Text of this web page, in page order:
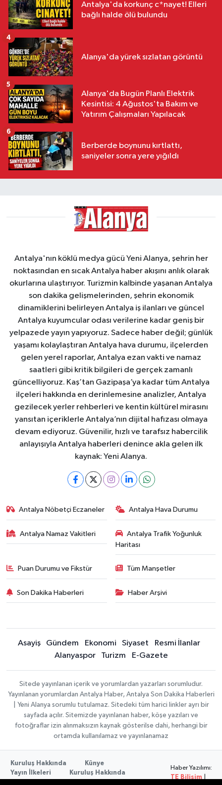
Antalya'da korkunç c*nayet! Elleri
bağlı halde ölü bulundu
Alanya'da yürek sızlatan görüntü
4
Alanya'da Bugün Planlı Elektrik
Kesintisi: 4 Ağustos'ta Bakım ve
Yatırım Çalışmaları Yapılacak
5
Berberde boynunu kırtlattı,
saniyeler sonra yere yığıldı
6
Antalya'nın köklü medya gücü Yeni Alanya, şehrin her
noktasından en sıcak Antalya haber akışını anlık olarak
okurlarına ulaştırıyor. Turizmin kalbinde yaşanan Antalya
son dakika gelişmelerinden, şehrin ekonomik
dinamiklerini belirleyen Antalya iş ilanları ve güncel
Antalya kuyumcular odası verilerine kadar geniş bir
yelpazede yayın yapıyoruz. Sadece haber değil; günlük
yaşamı kolaylaştıran Antalya hava durumu, ilçelerden
gelen yerel raporlar, Antalya ezan vakti ve namaz
saatleri gibi kritik bilgileri de gerçek zamanlı
güncelliyoruz. Kaş’tan Gazipaşa’ya kadar tüm Antalya
ilçeleri hakkında en derinlemesine analizler, Antalya
gezilecek yerler rehberleri ve kentin kültürel mirasını
yansıtan içeriklerle Antalya’nın dijital hafızası olmaya
devam ediyoruz. Güvenilir, hızlı ve tarafsız habercilik
anlayışıyla Antalya haberleri denince akla gelen ilk
kaynak: Yeni Alanya.
Antalya Nöbetçi Eczaneler Antalya Hava Durumu
Antalya Namaz Vakitleri
Antalya Trafik Yoğunluk
Haritası
Puan Durumu ve Fikstür Tüm Manşetler
Son Dakika Haberleri Haber Arşivi
Asayiş Gündem Ekonomi Siyaset
Resmi İlanlar
Alanyaspor
Turizm E-Gazete
Sitede yayınlanan içerik ve yorumlardan yazarları sorumludur.
Yayınlanan yorumlardan Antalya Haber, Antalya Son Dakika Haberleri
| Yeni Alanya sorumlu tutulamaz. Sitedeki tüm harici linkler ayrı bir
sayfada açılır. Sitemizde yayınlanan haber, köşe yazıları ve
fotoğraflar izin alınmaksızın kaynak gösterilse dahi, herhangi bir
ortamda kullanılamaz ve yayınlanamaz
Kuruluş Hakkında
Künye
Yayın İlkeleri
Kuruluş Hakkında
Haber Yazılımı:
TE Bilişim